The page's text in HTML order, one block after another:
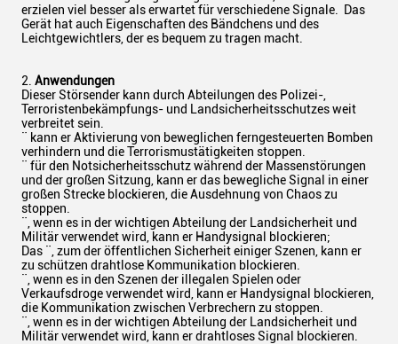
erzielen viel besser als erwartet für verschiedene Signale. Das
Gerät hat auch Eigenschaften des Bändchens und des
Leichtgewichtlers, der es bequem zu tragen macht.
2. Anwendungen
Dieser Störsender kann durch Abteilungen des Polizei-,
Terroristenbekämpfungs- und Landsicherheitsschutzes weit
verbreitet sein.
¨ kann er Aktivierung von beweglichen ferngesteuerten Bomben
verhindern und die Terrorismustätigkeiten stoppen.
¨ für den Notsicherheitsschutz während der Massenstörungen
und der großen Sitzung, kann er das bewegliche Signal in einer
großen Strecke blockieren, die Ausdehnung von Chaos zu
stoppen.
¨, wenn es in der wichtigen Abteilung der Landsicherheit und
Militär verwendet wird, kann er Handysignal blockieren;
Das ¨, zum der öffentlichen Sicherheit einiger Szenen, kann er
zu schützen drahtlose Kommunikation blockieren.
¨, wenn es in den Szenen der illegalen Spielen oder
Verkaufsdroge verwendet wird, kann er Handysignal blockieren,
die Kommunikation zwischen Verbrechern zu stoppen.
¨, wenn es in der wichtigen Abteilung der Landsicherheit und
Militär verwendet wird, kann er drahtloses Signal blockieren.